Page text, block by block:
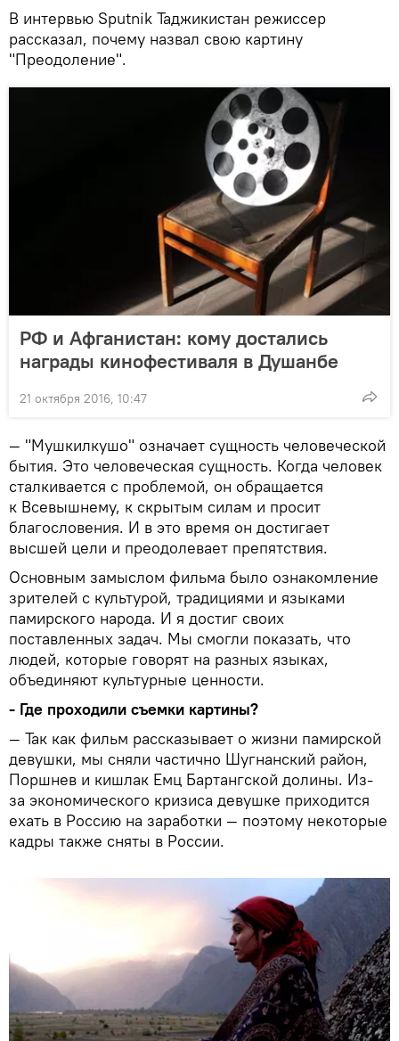
В интервью Sputnik Таджикистан режиссер
рассказал, почему назвал свою картину
"Преодоление".
РФ и Афганистан: кому достались
награды кинофестиваля в Душанбе
21 октября 2016, 10:47
— "Мушкилкушо" означает сущность человеческой
бытия. Это человеческая сущность. Когда человек
сталкивается с проблемой, он обращается
к Всевышнему, к скрытым силам и просит
благословения. И в это время он достигает
высшей цели и преодолевает препятствия.
Основным замыслом фильма было ознакомление
зрителей с культурой, традициями и языками
памирского народа. И я достиг своих
поставленных задач. Мы смогли показать, что
людей, которые говорят на разных языках,
объединяют культурные ценности.
- Где проходили съемки картины?
— Так как фильм рассказывает о жизни памирской
девушки, мы сняли частично Шугнанский район,
Поршнев и кишлак Емц Бартангской долины. Из-
за экономического кризиса девушке приходится
ехать в Россию на заработки — поэтому некоторые
кадры также сняты в России.